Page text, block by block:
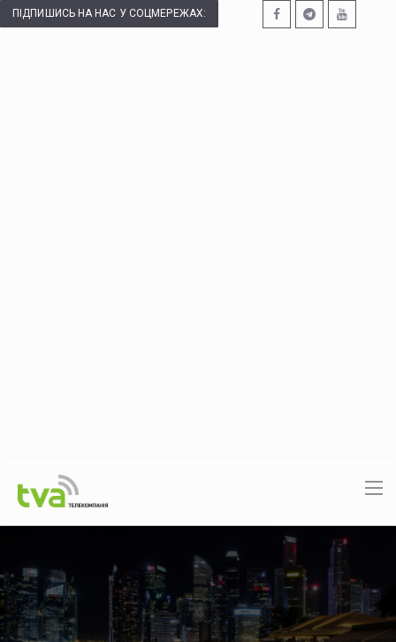
ПІДПИШИСЬ НА НАС У СОЦМЕРЕЖАХ: